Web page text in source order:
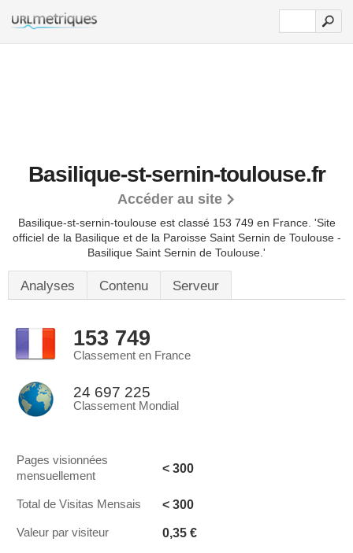
Basilique-st-sernin-toulouse.fr
Accéder au site
Basilique-st-sernin-toulouse est classé 153 749 en France. 'Site
officiel de la Basilique et de la Paroisse Saint Sernin de Toulouse -
Basilique Saint Sernin de Toulouse.'
Analyses Contenu Serveur
153 749
Classement en France
24 697 225
Classement Mondial
Pages visionnées
mensuellement
< 300
Total de Visitas Mensais < 300
Valeur par visiteur 0,35 €